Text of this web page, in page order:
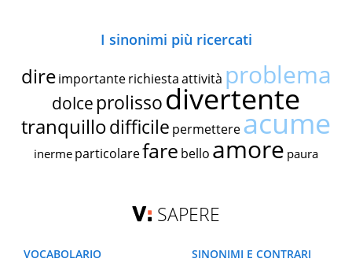
I sinonimi più ricercati
dire importante richiestaattività problema
dolce prolissodivertente
tranquillodifficile permettereacume
inerme particolarefare bello amore paura
SAPERE
VOCABOLARIO
SINONIMI E CONTRARI